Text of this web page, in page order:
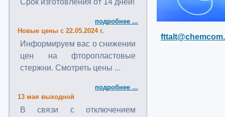
Срок изготовления от 14 дней!
подробнее ...
Новые цены с 22.05.2024 г.
Информируем вас о снижении
цен на фторопластовые
стержни. Смотреть цены ...
подробнее ...
13 мая выходной
В связи с отключением